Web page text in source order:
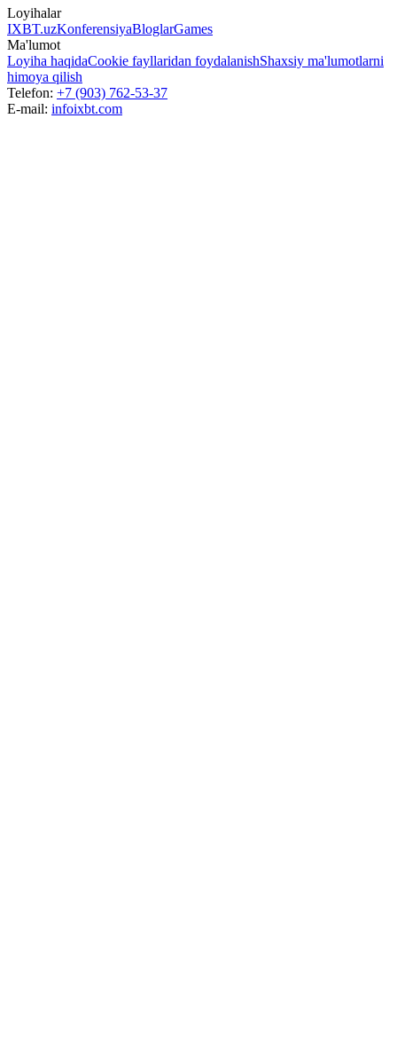
Loyihalar
IXBT.uzKonferensiyaBloglarGames
Ma'lumot
Loyiha haqidaCookie fayllaridan foydalanishShaxsiy ma'lumotlarni
himoya qilish
Telefon: +7 (903) 762-53-37
E-mail: infoixbt.com